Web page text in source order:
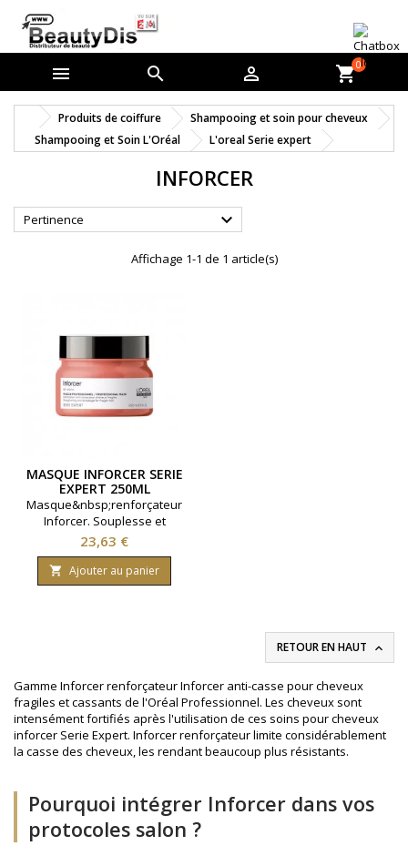
   shopping_cart0
Produits de coiffure
Shampooing et soin pour cheveux
Shampooing et Soin L'Oréal
L'oreal Serie expert
INFORCER
Pertinence 
Affichage 1-1 de 1 article(s)
MASQUE INFORCER SERIE
EXPERT 250ML
Masque&nbsp;renforçateur
Inforcer. Souplesse et
brillance. Gamme Série
Expert. Marque L'Oréal
Professionnel. Contenance
250ml.
Prix
23,63 €
 Ajouter au panier
RETOUR EN HAUT 
Gamme Inforcer renforçateur Inforcer anti-casse pour cheveux
fragiles et cassants de l'Oréal Professionnel. Les cheveux sont
intensément fortifiés après l'utilisation de ces soins pour cheveux
inforcer Serie Expert. Inforcer renforçateur limite considérablement
la casse des cheveux, les rendant beaucoup plus résistants.
Pourquoi intégrer Inforcer dans vos
protocoles salon ?